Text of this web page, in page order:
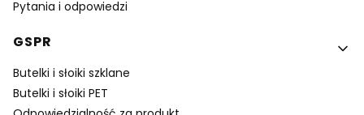
Pytania i odpowiedzi
GSPR
Butelki i słoiki szklane
Butelki i słoiki PET